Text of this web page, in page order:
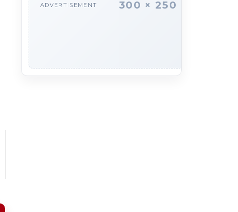
ADVERTISEMENT 300 × 250